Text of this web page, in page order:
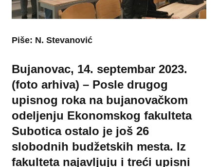
Piše: N. Stevanović
Bujanovac, 14. septembar 2023.
(foto arhiva) – Posle drugog
upisnog roka na bujanovačkom
odeljenju Ekonomskog fakulteta
Subotica ostalo je još 26
slobodnih budžetskih mesta. Iz
fakulteta najavljuju i treći upisni